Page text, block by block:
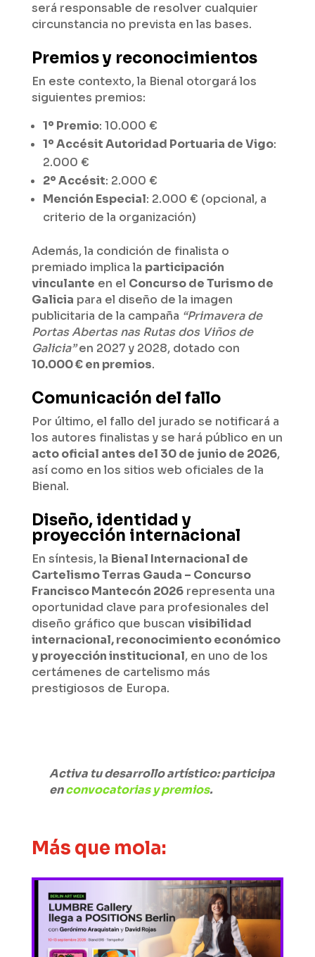
será responsable de resolver cualquier
circunstancia no prevista en las bases.
Premios y reconocimientos
En este contexto, la Bienal otorgará los
siguientes premios:
1º Premio: 10.000 €
1º Accésit Autoridad Portuaria de Vigo:
2.000 €
2º Accésit: 2.000 €
Mención Especial: 2.000 € (opcional, a
criterio de la organización)
Además, la condición de finalista o
premiado implica la participación
vinculante en el Concurso de Turismo de
Galicia para el diseño de la imagen
publicitaria de la campaña “Primavera de
Portas Abertas nas Rutas dos Viños de
Galicia”en 2027 y 2028, dotado con
10.000 € en premios.
Comunicación del fallo
Por último, el fallo del jurado se notificará a
los autores finalistas y se hará público en un
acto oficial antes del 30 de junio de 2026,
así como en los sitios web oficiales de la
Bienal.
Diseño, identidad y
proyección internacional
En síntesis, la Bienal Internacional de
Cartelismo Terras Gauda – Concurso
Francisco Mantecón 2026representa una
oportunidad clave para profesionales del
diseño gráfico que buscan visibilidad
internacional, reconocimiento económico
y proyección institucional, en uno de los
certámenes de cartelismo más
prestigiosos de Europa.
Activa tu desarrollo artístico: participa
enconvocatorias y premios.
Más que mola: